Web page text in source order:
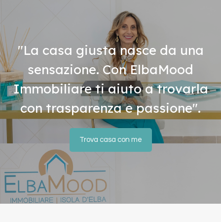
"La casa giusta nasce da una
sensazione. Con ElbaMood
Immobiliare ti aiuto a trovarla
con trasparenza e passione".
Trova casa con me